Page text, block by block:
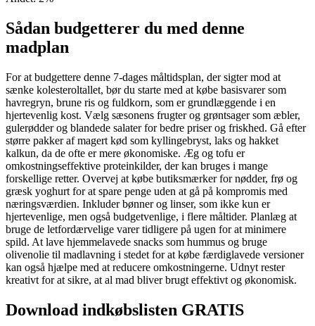
Sådan budgetterer du med denne
madplan
For at budgettere denne 7-dages måltidsplan, der sigter mod at
sænke kolesteroltallet, bør du starte med at købe basisvarer som
havregryn, brune ris og fuldkorn, som er grundlæggende i en
hjertevenlig kost. Vælg sæsonens frugter og grøntsager som æbler,
gulerødder og blandede salater for bedre priser og friskhed. Gå efter
større pakker af magert kød som kyllingebryst, laks og hakket
kalkun, da de ofte er mere økonomiske. Æg og tofu er
omkostningseffektive proteinkilder, der kan bruges i mange
forskellige retter. Overvej at købe butiksmærker for nødder, frø og
græsk yoghurt for at spare penge uden at gå på kompromis med
næringsværdien. Inkluder bønner og linser, som ikke kun er
hjertevenlige, men også budgetvenlige, i flere måltider. Planlæg at
bruge de letfordærvelige varer tidligere på ugen for at minimere
spild. At lave hjemmelavede snacks som hummus og bruge
olivenolie til madlavning i stedet for at købe færdiglavede versioner
kan også hjælpe med at reducere omkostningerne. Udnyt rester
kreativt for at sikre, at al mad bliver brugt effektivt og økonomisk.
Download indkøbslisten GRATIS